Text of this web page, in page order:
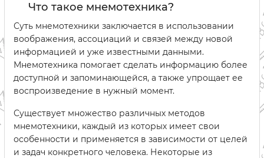
Что такое мнемотехника?
Суть мнемотехники заключается в использовании
воображения, ассоциаций и связей между новой
информацией и уже известными данными.
Мнемотехника помогает сделать информацию более
доступной и запоминающейся, а также упрощает ее
воспроизведение в нужный момент.
Существует множество различных методов
мнемотехники, каждый из которых имеет свои
особенности и применяется в зависимости от целей
и задач конкретного человека. Некоторые из